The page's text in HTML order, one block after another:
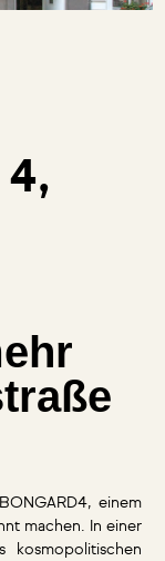
4,
einem
machen. In einer
kosmopolitischen